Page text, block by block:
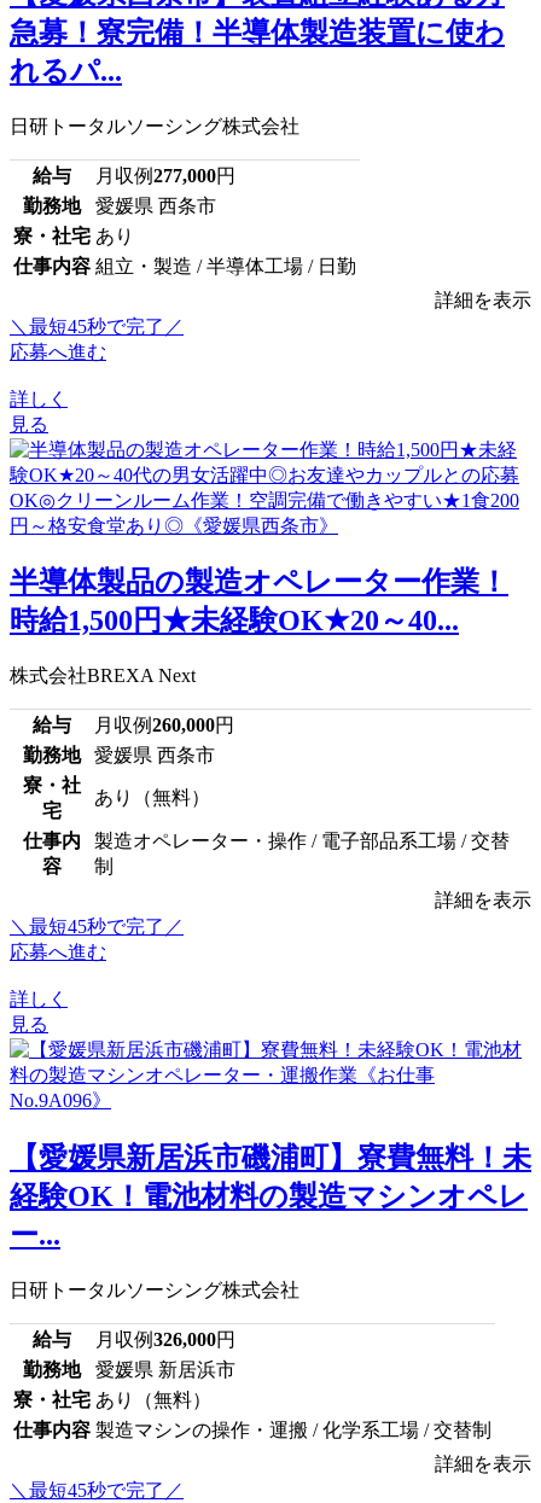
急募！寮完備！半導体製造装置に使わ
れるパ...
日研トータルソーシング株式会社
給与 月収例277,000円
勤務地
愛媛県 西条市
寮・社宅 あり
仕事内容 組立・製造 / 半導体工場 / 日勤
詳細を表示
＼最短45秒で完了／
応募へ進む
詳しく
見る
半導体製品の製造オペレーター作業！
時給1,500円★未経験OK★20～40...
株式会社BREXA Next
給与 月収例260,000円
勤務地
愛媛県 西条市
寮・社
宅
あり（無料）
仕事内
容
製造オペレーター・操作 / 電子部品系工場 / 交替
制
詳細を表示
＼最短45秒で完了／
応募へ進む
詳しく
見る
【愛媛県新居浜市磯浦町】寮費無料！未
経験OK！電池材料の製造マシンオペレ
ー...
日研トータルソーシング株式会社
給与 月収例326,000円
勤務地
愛媛県 新居浜市
寮・社宅 あり（無料）
仕事内容 製造マシンの操作・運搬 / 化学系工場 / 交替制
詳細を表示
＼最短45秒で完了／